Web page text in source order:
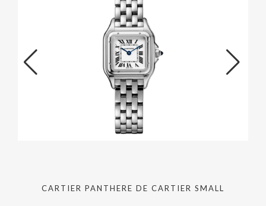
CARTIER PANTHERE DE CARTIER SMALL